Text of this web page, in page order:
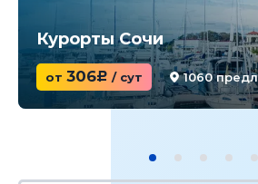
Курорты Сочи
от 306c / сут 1060